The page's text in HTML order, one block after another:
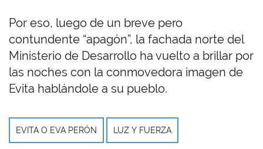
Por eso, luego de un breve pero
contundente “apagón”, la fachada norte del
Ministerio de Desarrollo ha vuelto a brillar por
las noches con la conmovedora imagen de
Evita hablándole a su pueblo.
EVITA O EVA PERÓN LUZ Y FUERZA